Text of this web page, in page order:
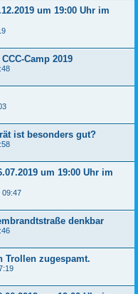
um 19:00 Uhr im
Camp 2019
ist besonders gut?
um 19:00 Uhr im
09:47
denkbar
Trollen zugespamt.